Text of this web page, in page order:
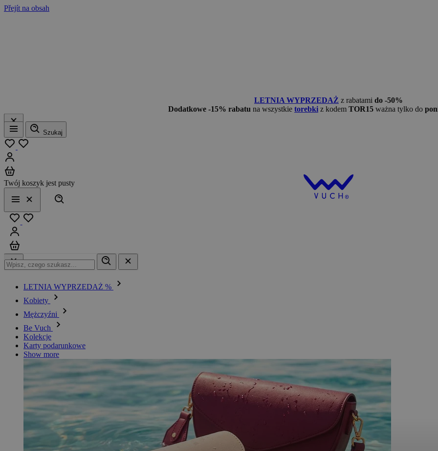
Přejít na obsah
LETNIA WYPRZEDAŻ z rabatami do -50%
Dodatkowe -15% rabatu na wszystkie torebki z kodem TOR15 ważna tylko do
Menu
Szukaj
Twój koszyk jest pusty
Menu
Zamknij
LETNIA WYPRZEDAŻ %
Kobiety
Mężczyźni
Be Vuch
Kolekcje
Karty podarunkowe
Show more